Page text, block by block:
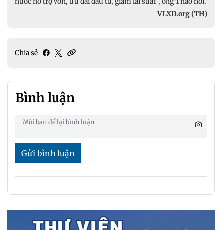
VLXD.org (TH)
Chia sẻ
Bình luận
Gửi bình luận